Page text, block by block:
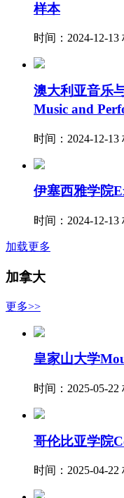
样本
时间：2024-12-13
澳大利亚音乐
Music and
时间：2024-12-13
伊塞西雅学院
时间：2024-12-13
加载更多
加拿大
更多>>
皇家山大学
时间：2025-05-22
哥伦比亚学院
时间：2025-04-22